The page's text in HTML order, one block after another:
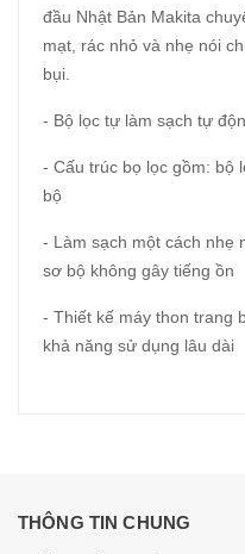
đầu Nhật Bản Makita
mạt, rác nhỏ và nhẹ nói
bụi.
- Bộ lọc tự làm sạch tự
- Cấu trúc bọ lọc gồm: bộ
bộ
- Làm sạch một cách nhẹ
sơ bộ không gây tiếng ồn
- Thiết kế máy thon trang
khả năng sử dụng lâu dài
THÔNG TIN CHUNG